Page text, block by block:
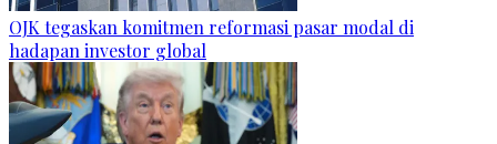
OJK tegaskan komitmen reformasi pasar modal di
hadapan investor global